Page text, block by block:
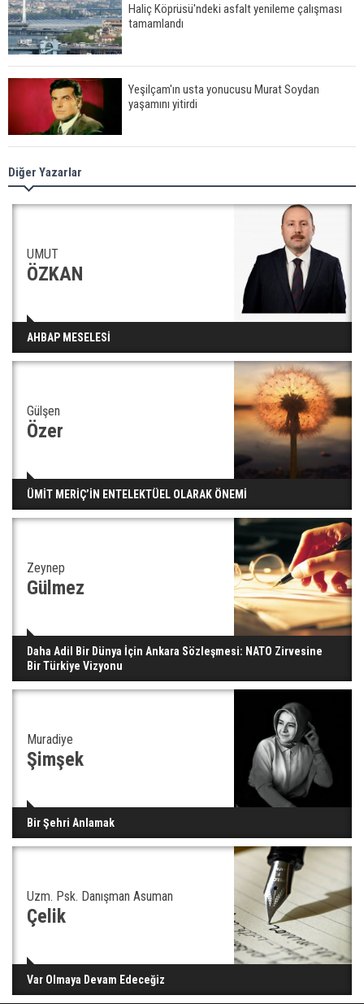
Haliç Köprüsü'ndeki asfalt yenileme çalışması
tamamlandı
Yeşilçam'ın usta yonucusu Murat Soydan
yaşamını yitirdi
görüntülendi
Ünlü türkücü Mahmut Tuncer estetik operasyon
geçirdi: Son hali gündem oldu
Yerli turist 229,7 milyar lira seyahat harcaması
yaptı
Gazze'deki Sağlık Bakanlığı duyurdu: Vahşetin
pençesinde 2 salgın vaka tespit edildi
Diğer Yazarlar
UMUT
ÖZKAN
AHBAP MESELESİ
Gülşen
Özer
ÜMİT MERİÇ’İN ENTELEKTÜEL OLARAK ÖNEMİ
Zeynep
Gülmez
Daha Adil Bir Dünya İçin Ankara Sözleşmesi: NATO Zirvesine
Bir Türkiye Vizyonu
Muradiye
Şimşek
Bir Şehri Anlamak
Uzm. Psk. Danışman Asuman
Çelik
Var Olmaya Devam Edeceğiz